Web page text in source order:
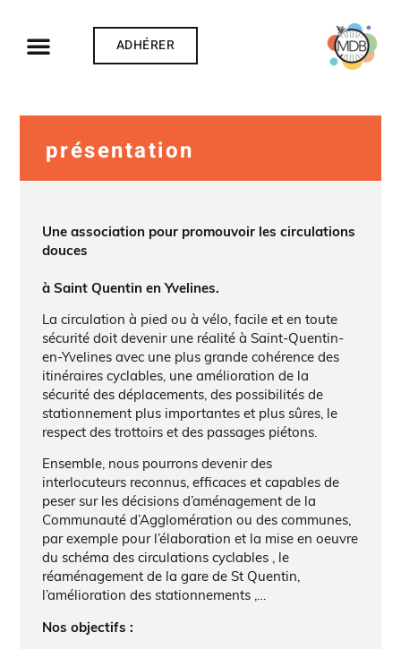
ADHÉRER
présentation
Une association pour promouvoir les circulations
douces
à Saint Quentin en Yvelines.
La circulation à pied ou à vélo, facile et en toute
sécurité doit devenir une réalité à Saint-Quentin-
en-Yvelines avec une plus grande cohérence des
itinéraires cyclables, une amélioration de la
sécurité des déplacements, des possibilités de
stationnement plus importantes et plus sûres, le
respect des trottoirs et des passages piétons.
Ensemble, nous pourrons devenir des
interlocuteurs reconnus, efficaces et capables de
peser sur les décisions d’aménagement de la
Communauté d’Agglomération ou des communes,
par exemple pour l’élaboration et la mise en oeuvre
du schéma des circulations cyclables , le
réaménagement de la gare de St Quentin,
l’amélioration des stationnements ,…
Nos objectifs :